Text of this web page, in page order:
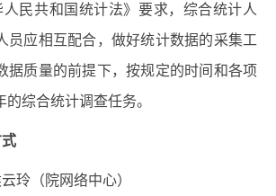
人民共和国统计法》要求，综合统计人
员应相互配合，做好统计数据的采集工
据质量的前提下，按规定的时间 和各项
的综合统计调查任务。
玲（院网络中心）